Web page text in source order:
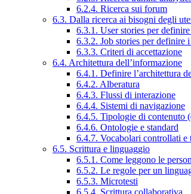
6.2.4. Ricerca sui forum
6.3. Dalla ricerca ai bisogni degli
6.3.1. User stories per
6.3.2. Job stories per definire
6.3.3. Criteri di accettazione
6.4. Architettura dell’informazione
6.4.1. Definire l’architettura
6.4.2. Alberatura
6.4.3. Flussi di interazione
6.4.4. Sistemi di navigazione
6.4.5. Tipologie di contenuto
6.4.6. Ontologie e standard
6.4.7. Vocabolari controllati e
6.5. Scrittura e linguaggio
6.5.1. Come leggono le
6.5.2. Le regole per un
6.5.3. Microtesti
6.5.4. Scrittura collaborativa